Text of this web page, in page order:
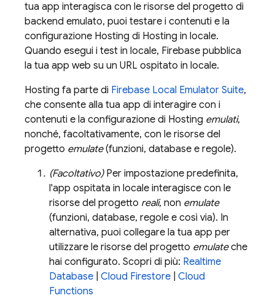
tua app interagisca con le risorse del progetto di
backend emulato, puoi testare i contenuti e la
configurazione Hosting di Hosting in locale.
Quando esegui i test in locale, Firebase pubblica
la tua app web su un URL ospitato in locale.
Hosting fa parte di Firebase Local Emulator Suite,
che consente alla tua app di interagire con i
contenuti e la configurazione di Hosting emulati,
nonché, facoltativamente, con le risorse del
progetto emulate(funzioni, database e regole).
(Facoltativo)Per impostazione predefinita,
l'app ospitata in locale interagisce con le
risorse del progetto reali, non emulate
(funzioni, database, regole e così via). In
alternativa, puoi collegare la tua app per
utilizzare le risorse del progetto emulateche
hai configurato. Scopri di più: Realtime
Database Cloud Firestore Cloud
Functions